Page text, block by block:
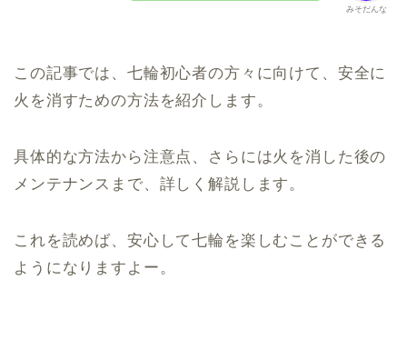
みそだんな
この記事では、七輪初心者の方々に向けて、安全に
火を消すための方法を紹介します。
具体的な方法から注意点、さらには火を消した後の
メンテナンスまで、詳しく解説します。
これを読めば、安心して七輪を楽しむことができる
ようになりますよー。